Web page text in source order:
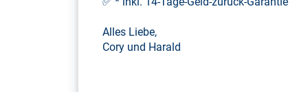
Alles Liebe,
Cory und Harald